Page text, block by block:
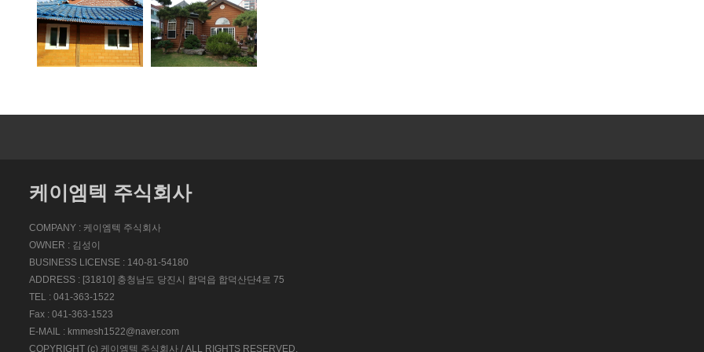
케이엠텍 주식회사
COMPANY : 케이엠텍 주식회사
OWNER : 김성이
BUSINESS LICENSE : 140-81-54180
ADDRESS : [31810] 충청남도 당진시 합덕읍 합덕산단4로 75
TEL : 041-363-1522
Fax : 041-363-1523
E-MAIL : kmmesh1522@naver.com
COPYRIGHT (c) 케이엠텍 주식회사 / ALL RIGHTS RESERVED.